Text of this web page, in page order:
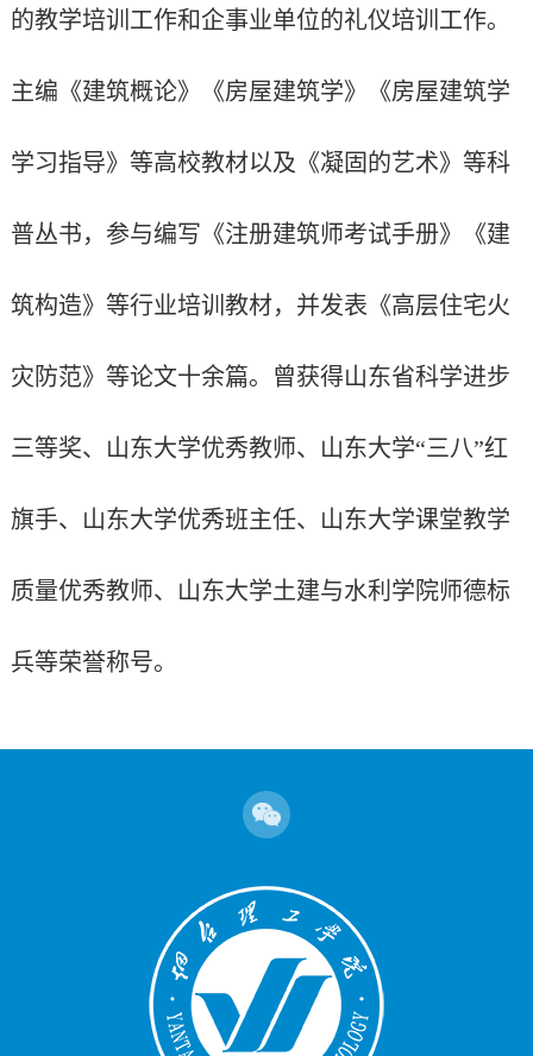
的教学培训工作和企事业单位的礼仪培训工作。
主编《建筑概论》《房屋建筑学》《房屋建筑学
学习指导》等高校教材以及《凝固的艺术》等科
普丛书，参与编写《注册建筑师考试手册》《建
筑构造》等行业培训教材，并发表《高层住宅火
灾防范》等论文十余篇。曾获得山东省科学进步
三等奖、山东大学优秀教师、山东大学“三八”红
旗手、山东大学优秀班主任、山东大学课堂教学
质量优秀教师、山东大学土建与水利学院师德标
兵等荣誉称号。